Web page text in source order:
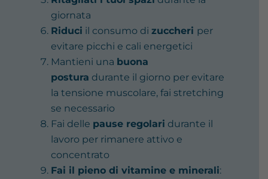
giornata
Riduci il consumo di zuccheri per
evitare picchi e cali energetici
Mantieni una buona
postura durante il giorno per evitare
la tensione muscolare, fai stretching
se necessario
Fai delle pause regolari durante il
lavoro per rimanere attivo e
concentrato
Fai il pieno di vitamine e minerali: